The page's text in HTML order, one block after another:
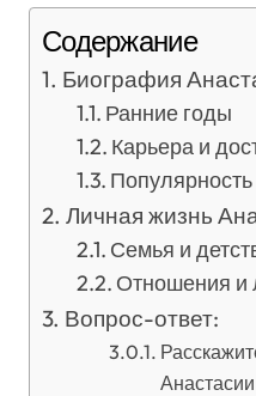
Содержание
Биография
Ранние годы
Карьера и
Личная жизнь
Семья и
Отношения и
Вопрос-ответ: